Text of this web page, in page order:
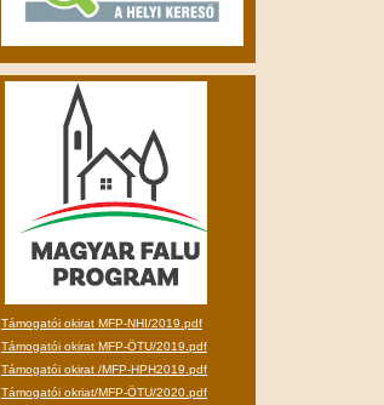
Támogatói okirat MFP-NHI/2019.pdf
Támogatói okirat MFP-ÖTU/2019.pdf
Támogatói okirat /MFP-HPH2019.pdf
Támogatói okriat/MFP-ÖTU/2020.pdf